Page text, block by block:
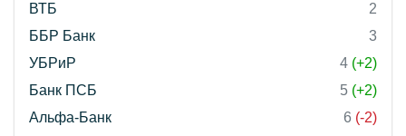
ВТБ
2
ББР Банк
3
УБРиР
4 (+2)
Банк ПСБ
5 (+2)
Альфа-Банк
6 (-2)